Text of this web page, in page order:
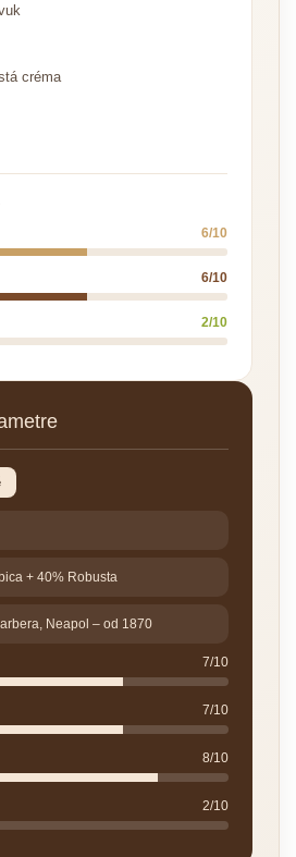
créma
6/10
6/10
2/10
+ 40% Robusta
Neapol – od 1870
7/10
7/10
8/10
2/10